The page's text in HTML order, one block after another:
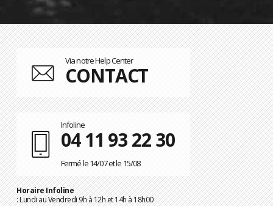
Via notre Help Center
CONTACT
Infoline
04 11 93 22 30
Fermé le 14/07 et le 15/08
Horaire Infoline
: Lundi au Vendredi 9h à 12h et 14h à 18h00